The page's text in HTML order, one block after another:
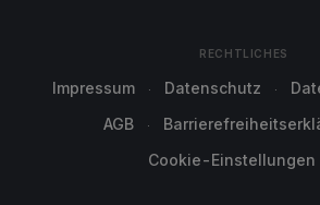
RECHTLICHES
Impressum Datenschutz
AGB
Cookie-Einstellungen